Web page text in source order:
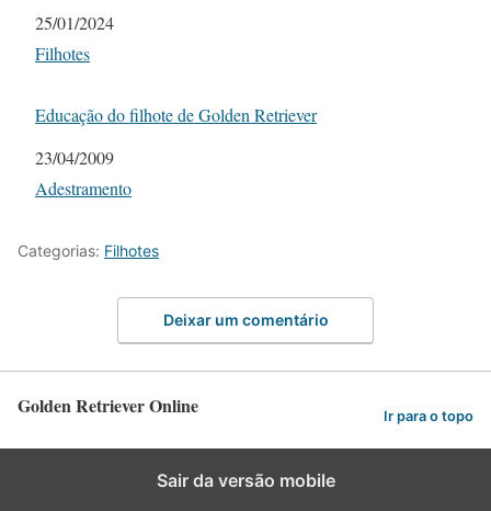
Data
25/01/2024
Em relação a
Filhotes
Educação do filhote de Golden Retriever
Data
23/04/2009
Em relação a
Adestramento
Categorias: Filhotes
Deixar um comentário
Golden Retriever Online Ir para o topo
Sair da versão mobile